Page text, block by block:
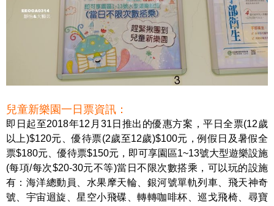
兒童新樂園一日票資訊：
即日起至2018年12月31日推出的優惠方案，平日全票(12歲
以上)$120元、優待票(2歲至12歲)$100元，例假日及暑假全
票$180元、優待票$150元，即可享園區1~13號大型遊樂設施
(每項/每次$20-30元不等)當日不限次數搭乘，可以玩的設施
有：海洋總動員、水果摩天輪、銀河號單軌列車、飛天神奇
號、宇宙迴旋、星空小飛碟、轉轉咖啡杯、巡戈飛椅、尋寶